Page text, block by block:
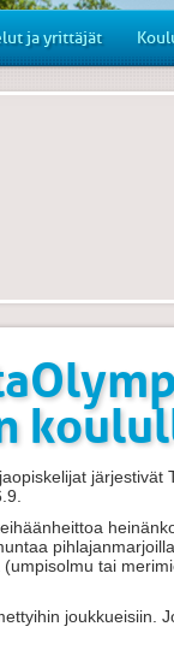
ja yrittäjät
järjestivät
tai
joukkueisiin.